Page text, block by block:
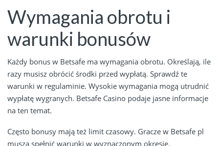
Wymagania obrotu i
warunki bonusów
Każdy bonus w Betsafe ma wymagania obrotu. Określają, ile
razy musisz obrócić środki przed wypłatą. Sprawdź te
warunki w regulaminie. Wysokie wymagania mogą utrudnić
wypłatę wygranych. Betsafe Casino podaje jasne informacje
na ten temat.
Często bonusy mają też limit czasowy. Gracze w Betsafe pl
muszą spełnić warunki w wyznaczonym okresie.